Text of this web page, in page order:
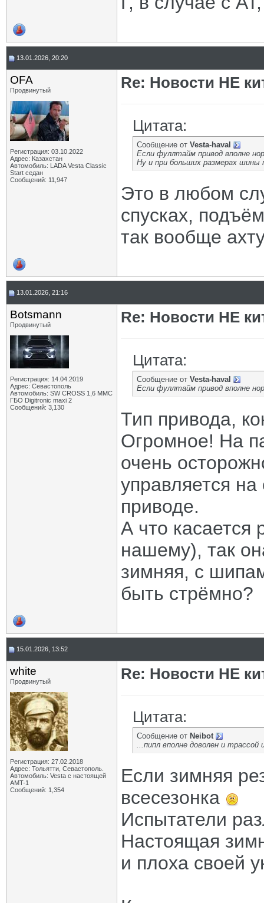
13.01.2026, 20:20
OFA
Продвинутый
Регистрация: 03.10.2022
Адрес: Казахстан
Автомобиль: LADA Vesta Classic
Start седан
Сообщений: 11,947
Re: Новости НЕ
Цитата:
Сообщение от Vesta-haval
Если фуллтайм привод вполне
Ну и при больших размерах шины
Это в любом
спусках,
так вообще
13.01.2026, 21:16
Botsmann
Продвинутый
Регистрация: 14.04.2019
Адрес: Севастополь
Автомобиль: SW CROSS 1,6 ММС
ГБО Digitronic maxi 2
Сообщений: 3,130
Re: Новости НЕ
Цитата:
Сообщение от Vesta-haval
Если фуллтайм привод вполне
Тип привода,
Огромное! На
очень
управляется
приводе.
А что касается
нашему), так
зимняя, с
быть стрëмно?
15.01.2026, 13:52
white
Продвинутый
Регистрация: 27.02.2018
Адрес: Тольятти, Севастополь.
Автомобиль: Vesta с настоящей
AMT-1
Сообщений: 1,354
Re: Новости НЕ
Цитата:
Сообщение от Neibot
...пипл вполне доволен и
Если зимняя
всесезонка
Испытатели
Настоящая
и плоха своей